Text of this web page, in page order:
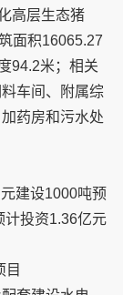
高层生态猪
面积16065.27
94.2米；相关
车间、附属综
药房和污水处
建设1000吨预
计投资1.36亿元
目